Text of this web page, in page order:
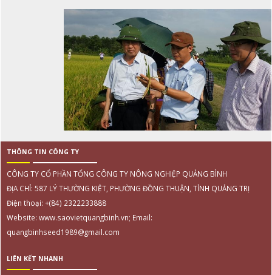
THÔNG TIN CÔNG TY
CÔNG TY CỔ PHẦN TỔNG CÔNG TY NÔNG NGHIỆP QUẢNG BÌNH
ĐỊA CHỈ: 587 LÝ THƯỜNG KIỆT, PHƯỜNG ĐỒNG THUẬN, TỈNH QUẢNG TRỊ
Điện thoại: +(84) 2322233888
Website: www.saovietquangbinh.vn; Email:
quangbinhseed1989@gmail.com
LIÊN KẾT NHANH